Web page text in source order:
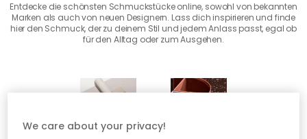
Entdecke die schönsten Schmuckstücke online, sowohl von bekannten
Marken als auch von neuen Designern. Lass dich inspirieren und finde
hier den Schmuck, der zu deinem Stil und jedem Anlass passt, egal ob
für den Alltag oder zum Ausgehen.
We care about your privacy!